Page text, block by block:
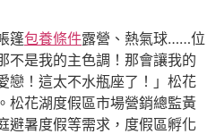
篷包養條件露營、熱氣球……位
不是我的主色調！那會讓我的
戀！這太不水瓶座了！」松花
松花湖度假區市場營銷總監黃
避暑度假等需求，度假區孵化